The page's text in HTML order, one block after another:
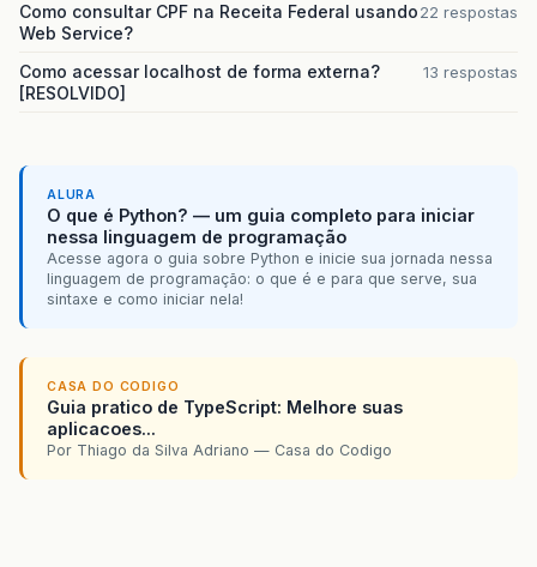
Como consultar CPF na Receita Federal usando
Web Service?
22 respostas
Como acessar localhost de forma externa?
[RESOLVIDO]
13 respostas
ALURA
O que é Python? — um guia completo para iniciar
nessa linguagem de programação
Acesse agora o guia sobre Python e inicie sua jornada nessa
linguagem de programação: o que é e para que serve, sua
sintaxe e como iniciar nela!
CASA DO CODIGO
Guia pratico de TypeScript: Melhore suas
aplicacoes...
Por Thiago da Silva Adriano — Casa do Codigo